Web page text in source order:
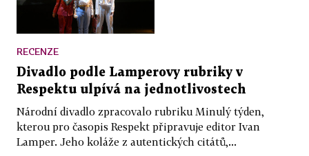
RECENZE
Divadlo podle Lamperovy rubriky v
Respektu ulpívá na jednotlivostech
Národní divadlo zpracovalo rubriku Minulý týden,
kterou pro časopis Respekt připravuje editor Ivan
Lamper. Jeho koláže z autentických citátů,...